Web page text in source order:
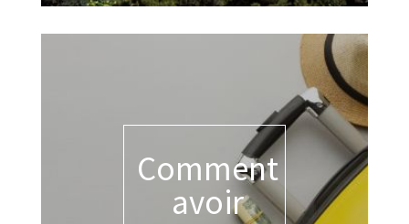
Comment
avoir